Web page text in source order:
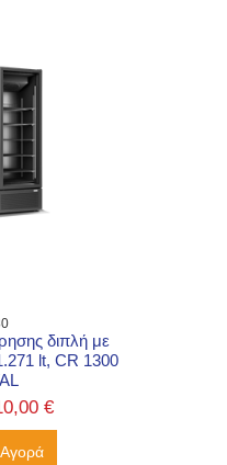
διπλή με
lt, CR 1300
€